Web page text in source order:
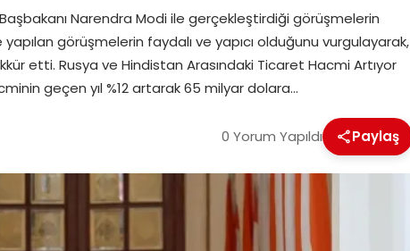
Narendra Modi ile gerçekleştirdiği görüşmelerin
görüşmelerin faydalı ve yapıcı olduğunu vurgulayarak,
etti. Rusya ve Hindistan Arasındaki Ticaret Hacmi Artıyor
geçen yıl %12 artarak 65 milyar dolara…
0 Yorum Yapıldı Paylaş